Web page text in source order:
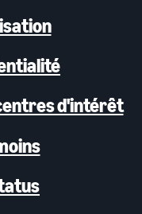
d'intérêt